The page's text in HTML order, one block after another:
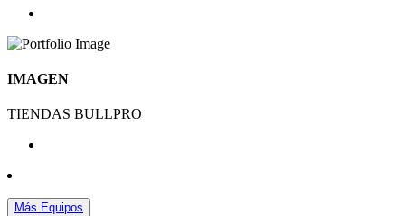
IMAGEN
TIENDAS BULLPRO
Más Equipos